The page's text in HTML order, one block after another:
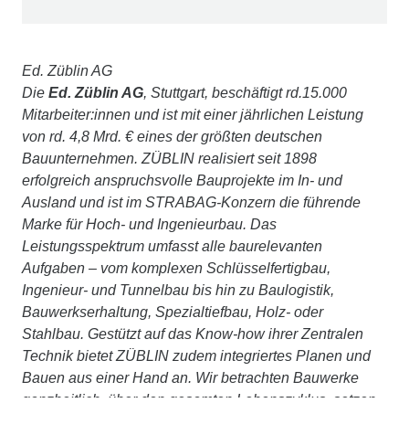
Ed. Züblin AG
Die Ed. Züblin AG, Stuttgart, beschäftigt rd.15.000
Mitarbeiter:innen und ist mit einer jährlichen Leistung
von rd. 4,8 Mrd. € eines der größten deutschen
Bauunternehmen. ZÜBLIN realisiert seit 1898
erfolgreich anspruchsvolle Bauprojekte im In- und
Ausland und ist im STRABAG-Konzern die führende
Marke für Hoch- und Ingenieurbau. Das
Leistungsspektrum umfasst alle baurelevanten
Aufgaben – vom komplexen Schlüsselfertigbau,
Ingenieur- und Tunnelbau bis hin zu Baulogistik,
Bauwerkserhaltung, Spezialtiefbau, Holz- oder
Stahlbau. Gestützt auf das Know-how ihrer Zentralen
Technik bietet ZÜBLIN zudem integriertes Planen und
Bauen aus einer Hand an. Wir betrachten Bauwerke
ganzheitlich, über den gesamten Lebenszyklus, setzen